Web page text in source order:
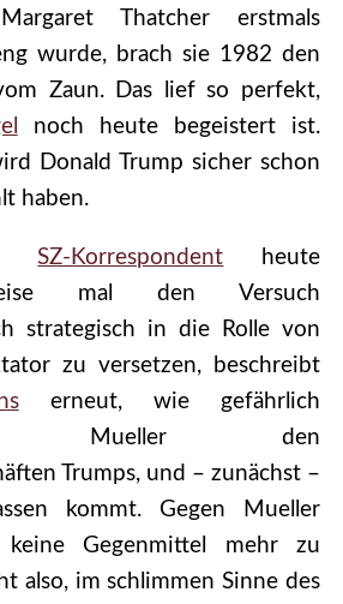
Thatcher erstmals
wurde, brach sie 1982 den
Zaun. Das lief so perfekt,
noch heute begeistert ist.
Donald Trump sicher schon
haben.
SZ-Korrespondent heute
mal den Versuch
strategisch in die Rolle von
zu versetzen, beschreibt
erneut, wie gefährlich
Mueller den
Trumps, und – zunächst –
kommt. Gegen Mueller
keine Gegenmittel mehr zu
also, im schlimmen Sinne des